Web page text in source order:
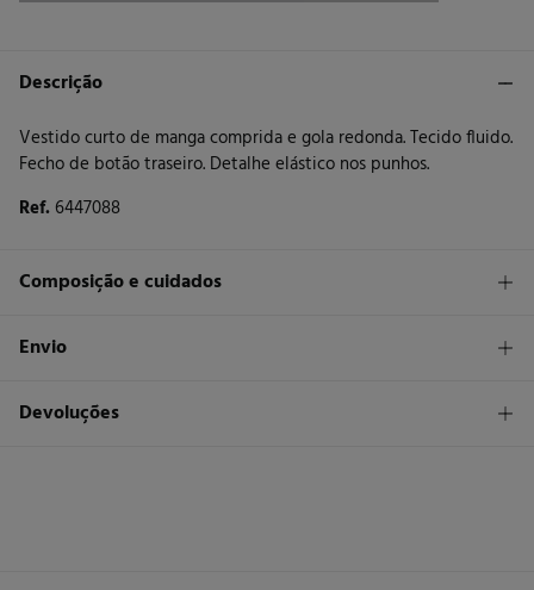
Descrição
Vestido curto de manga comprida e gola redonda. Tecido fluido.
Fecho de botão traseiro. Detalhe elástico nos punhos.
Ref. 6447088
Composição e cuidados
Composição
Cuidados
Envio
STANDARD
Devoluções